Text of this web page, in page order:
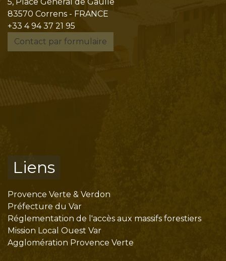
83570 Correns - FRANCE
+33 4 94 37 21 95
Contact par formulaire
Liens
Provence Verte & Verdon
Préfecture du Var
Réglementation de l'accès aux massifs forestiers
Mission Local Ouest Var
Agglomération Provence Verte